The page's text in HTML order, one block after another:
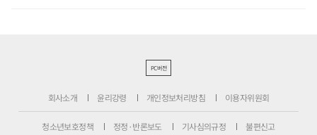
PC버전
회사소개 윤리강령 개인정보처리방침 이용자위원회
청소년보호정책 정정·반론보도 기사심의규정 불편신고